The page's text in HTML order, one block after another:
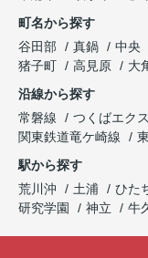
町名から探す
谷田部
真鍋 中央
猪子町
高見原
大
沿線から探す
常磐線
つくばエク
関東鉄道竜ケ崎線
駅から探す
荒川沖
土浦 ひた
研究学園
神立 牛